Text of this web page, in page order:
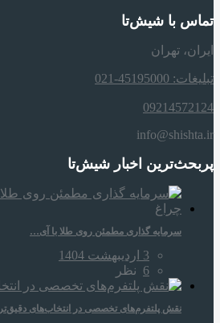
تماس با شیش‌تا
ایران، تهران
تبلیغات: 45195000-021
09214572124
info@shishta.ir
پربحث‌ترین اخبار شیش‌تا
سرمایه‌ گذاری مطمئن روی طلا با آی…
3 اردیبهشت 1404
6 نظر
نقش پلتفرم‌های تخصصی در انتخاب‌های دقیق‌تر